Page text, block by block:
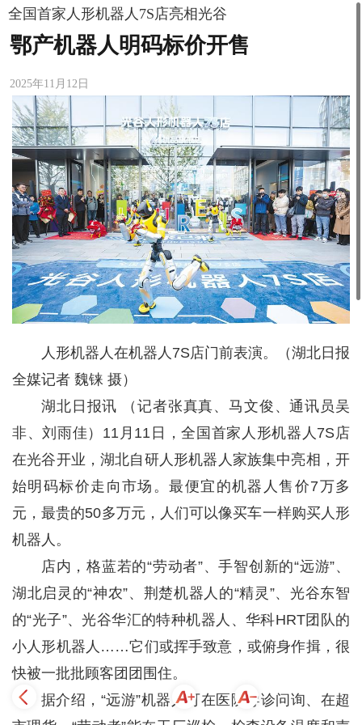
全国首家人形机器人7S店亮相光谷
鄂产机器人明码标价开售
2025年11月12日
人形机器人在机器人7S店门前表演。（湖北日报
全媒记者 魏铼 摄）
湖北日报讯 （记者张真真、马文俊、通讯员吴
非、刘雨佳）11月11日，全国首家人形机器人7S店
在光谷开业，湖北自研人形机器人家族集中亮相，开
始明码标价走向市场。最便宜的机器人售价7万多
元，最贵的50多万元，人们可以像买车一样购买人形
机器人。
店内，格蓝若的“劳动者”、手智创新的“远游”、
湖北启灵的“神农”、荆楚机器人的“精灵”、光谷东智
的“光子”、光谷华汇的特种机器人、华科HRT团队的
小人形机器人……它们或挥手致意，或俯身作揖，很
快被一批批顾客团团围住。
据介绍，“远游”机器人可在医院导诊问询、在超